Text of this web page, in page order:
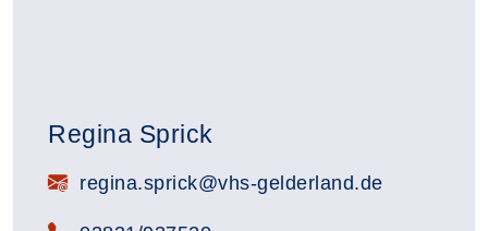
Regina Sprick
E-Mail:regina.sprick@vhs-gelderland.de